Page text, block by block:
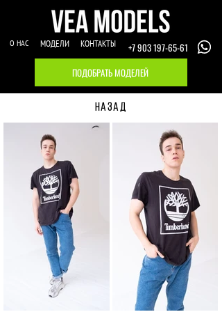
О НАС МОДЕЛИ КОНТАКТЫ
+7 903 197-65-61
ПОДОБРАТЬ МОДЕЛЕЙ
НАЗАД